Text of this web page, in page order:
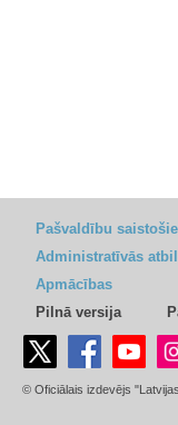
Pašvaldību
Administratīvās
Apmācības
Pilnā versija
© Oficiālais izdevējs